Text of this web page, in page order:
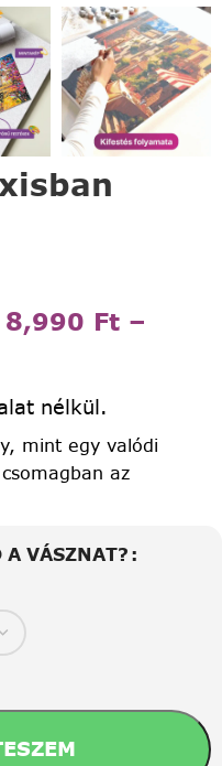
8,990 Ft –
nélkül.
mint egy valódi
az
A VÁSZNAT?